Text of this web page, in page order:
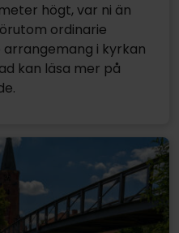
högt, var ni än
ordinarie
i kyrkan
kan läsa mer på